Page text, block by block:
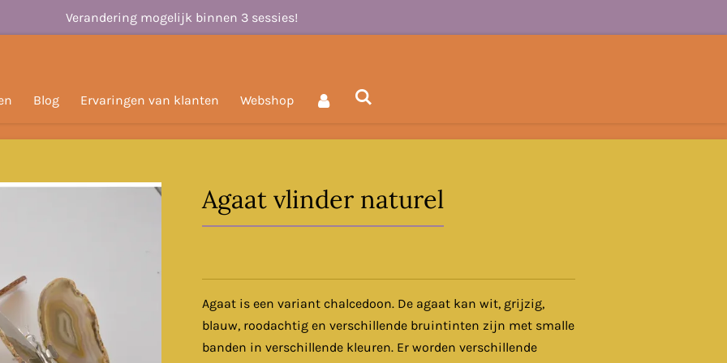
Verandering mogelijk binnen 3 sessies!
Blog Ervaringen van klanten Webshop
Agaat vlinder naturel
Agaat is een variant chalcedoon. De agaat kan wit, grijzig,
blauw, roodachtig en verschillende bruintinten zijn met smalle
banden in verschillende kleuren. Er worden verschillende